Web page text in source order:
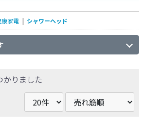
康家電 | シャワーヘッド
かりました